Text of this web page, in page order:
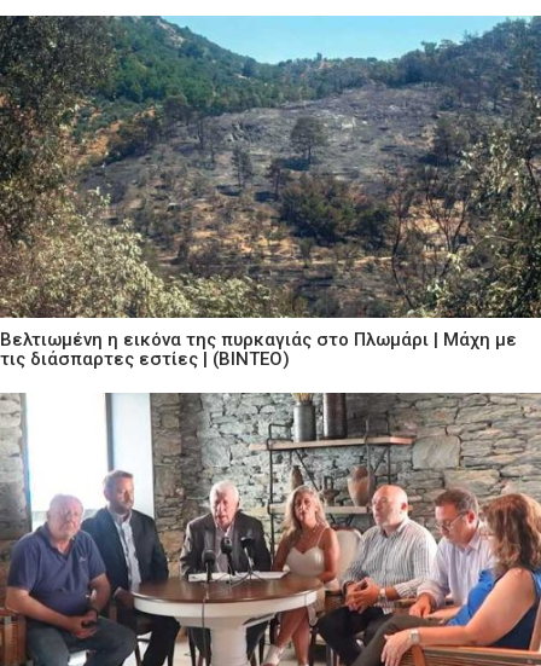
Βελτιωμένη η εικόνα της πυρκαγιάς στο Πλωμάρι | Μάχη με
τις διάσπαρτες εστίες | (ΒΙΝΤΕΟ)